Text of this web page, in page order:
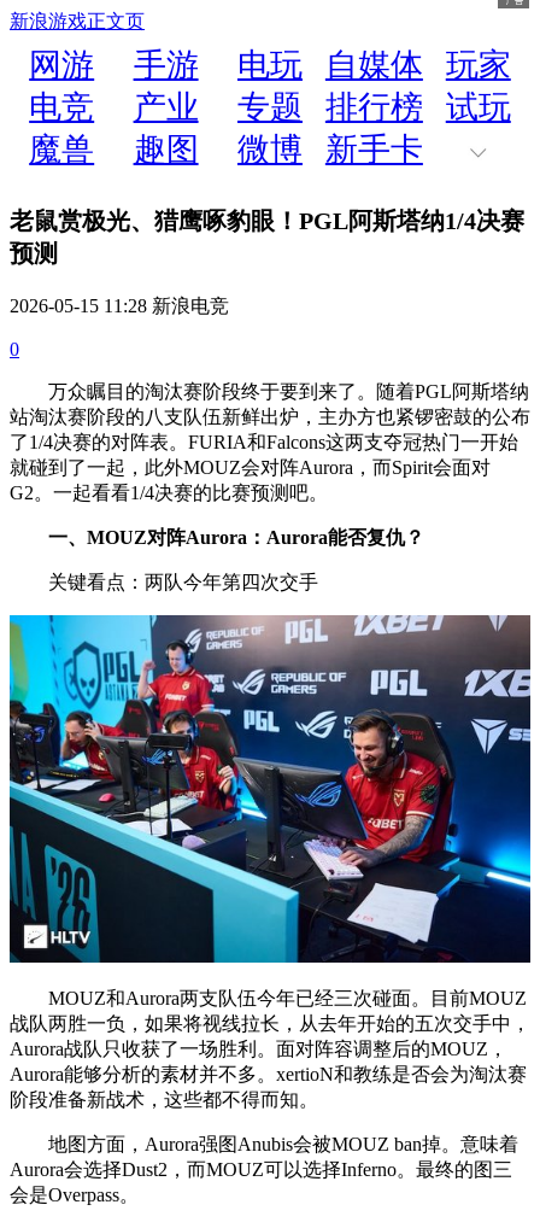
新浪游戏正文页
网游 手游 电玩 自媒体
玩家
电竞
产业 专题 排行榜
试玩
魔兽
趣图 微博 新手卡
老鼠赏极光、猎鹰啄豹眼！PGL阿斯塔纳1/4决赛
预测
2026-05-15 11:28 新浪电竞
0
万众瞩目的淘汰赛阶段终于要到来了。随着PGL阿斯塔纳
站淘汰赛阶段的八支队伍新鲜出炉，主办方也紧锣密鼓的公布
了1/4决赛的对阵表。FURIA和Falcons这两支夺冠热门一开始
就碰到了一起，此外MOUZ会对阵Aurora，而Spirit会面对
G2。一起看看1/4决赛的比赛预测吧。
一、MOUZ对阵Aurora：Aurora能否复仇？
关键看点：两队今年第四次交手
MOUZ和Aurora两支队伍今年已经三次碰面。目前MOUZ
战队两胜一负，如果将视线拉长，从去年开始的五次交手中，
Aurora战队只收获了一场胜利。面对阵容调整后的MOUZ，
Aurora能够分析的素材并不多。xertioN和教练是否会为淘汰赛
阶段准备新战术，这些都不得而知。
地图方面，Aurora强图Anubis会被MOUZ ban掉。意味着
Aurora会选择Dust2，而MOUZ可以选择Inferno。最终的图三
会是Overpass。